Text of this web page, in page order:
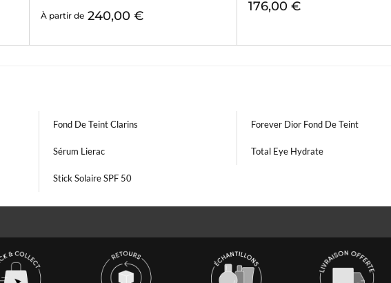
À partir de 240,00 €
176,00 €
Fond De Teint Clarins Forever Dior Fond De Teint
Sérum Lierac Total Eye Hydrate
Stick Solaire SPF 50